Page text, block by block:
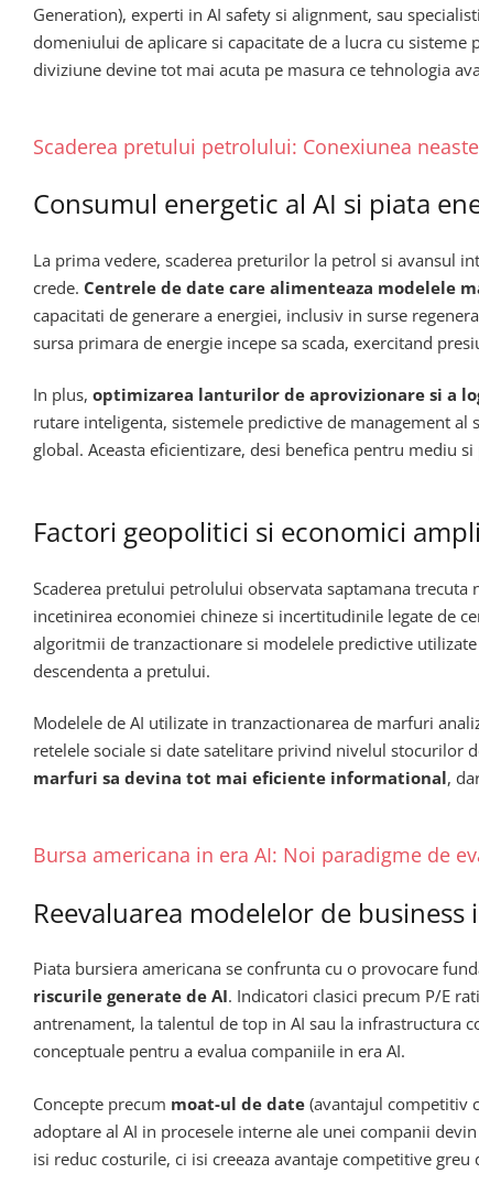
Generation), experti in AI safety si alignment, sau
domeniului de aplicare si capacitate de a lucra cu
diviziune devine tot mai acuta pe masura ce tehnologia
Scaderea pretului petrolului: Conexiunea
Consumul energetic al AI si piata
La prima vedere, scaderea preturilor la petrol si avansul
crede. Centrele de date care alimenteaza modelele
capacitati de generare a energiei, inclusiv in surse
sursa primara de energie incepe sa scada, exercitand
In plus, optimizarea lanturilor de aprovizionare si a
rutare inteligenta, sistemele predictive de management
global. Aceasta eficientizare, desi benefica pentru mediu
Factori geopolitici si economici
Scaderea pretului petrolului observata saptamana
incetinirea economiei chineze si incertitudinile legate de
algoritmii de tranzactionare si modelele predictive
descendenta a pretului.
Modelele de AI utilizate in tranzactionarea de marfuri
retelele sociale si date satelitare privind nivelul stocurilor
marfuri sa devina tot mai eficiente informational,
Bursa americana in era AI: Noi paradigme de
Reevaluarea modelelor de business
Piata bursiera americana se confrunta cu o provocare
riscurile generate de AI. Indicatori clasici precum P/E
antrenament, la talentul de top in AI sau la infrastructura
conceptuale pentru a evalua companiile in era AI.
Concepte precum moat-ul de date (avantajul competitiv
adoptare al AI in procesele interne ale unei companii
isi reduc costurile, ci isi creeaza avantaje competitive